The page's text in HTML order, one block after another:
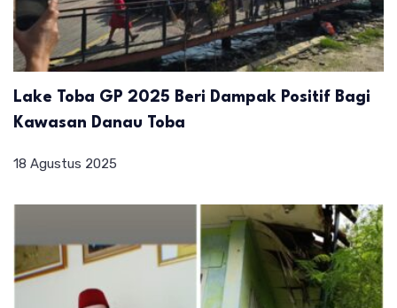
Lake Toba GP 2025 Beri Dampak Positif Bagi
Kawasan Danau Toba
18 Agustus 2025